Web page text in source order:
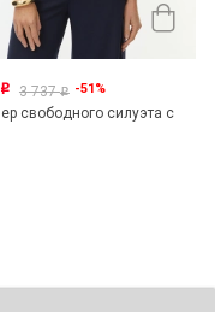
o 3 737o -51%
свободного силуэта с